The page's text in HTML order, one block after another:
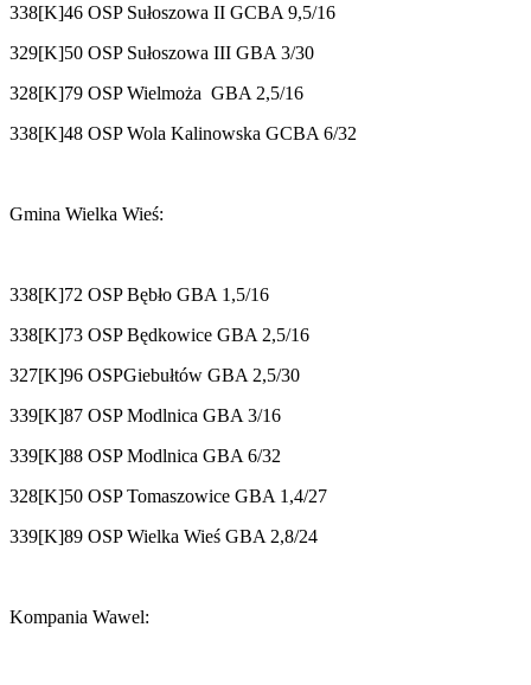
338[K]46 OSP Sułoszowa II GCBA 9,5/16
329[K]50 OSP Sułoszowa III GBA 3/30
328[K]79 OSP Wielmoża GBA 2,5/16
338[K]48 OSP Wola Kalinowska GCBA 6/32
Gmina Wielka Wieś:
338[K]72 OSP Bębło GBA 1,5/16
338[K]73 OSP Będkowice GBA 2,5/16
327[K]96 OSPGiebułtów GBA 2,5/30
339[K]87 OSP Modlnica GBA 3/16
339[K]88 OSP Modlnica GBA 6/32
328[K]50 OSP Tomaszowice GBA 1,4/27
339[K]89 OSP Wielka Wieś GBA 2,8/24
Kompania Wawel: